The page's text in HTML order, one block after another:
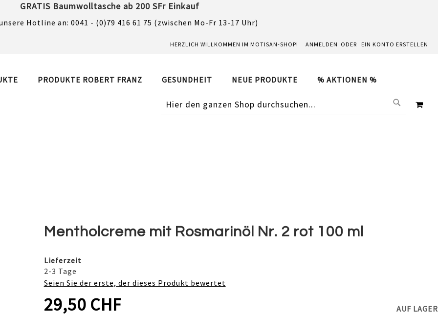
GRATIS Baumwolltasche ab 200 SFr Einkauf
Hotline an: 0041 - (0)79 416 61 75 (zwischen Mo-Fr 13-17 Uhr)
HERZLICH WILLKOMMEN IM MOTISAN-SHOP! ANMELDEN EIN KONTO ERSTELLEN
PRODUKTE ROBERT FRANZ GESUNDHEIT NEUE PRODUKTE % AKTIONEN %
SUCHE
Mentholcreme mit Rosmarinöl Nr. 2 rot 100 ml
Lieferzeit
2-3 Tage
Seien Sie der erste, der dieses Produkt bewertet
29,50 CHF AUF LAGER